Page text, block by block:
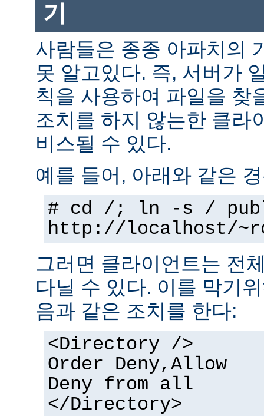
기
사람들은 종종 아파치의
못 알고있다. 즉, 서버가
칙을 사용하여 파일을 찾
조치를 하지 않는한 클라
비스될 수 있다.
예를 들어, 아래와 같은
# cd /; ln -s /
http://localhost/
그러면 클라이언트는 전
다닐 수 있다. 이를 막기
음과 같은 조치를 한다:
<Directory />
Order Deny,Allow
Deny from all
</Directory>